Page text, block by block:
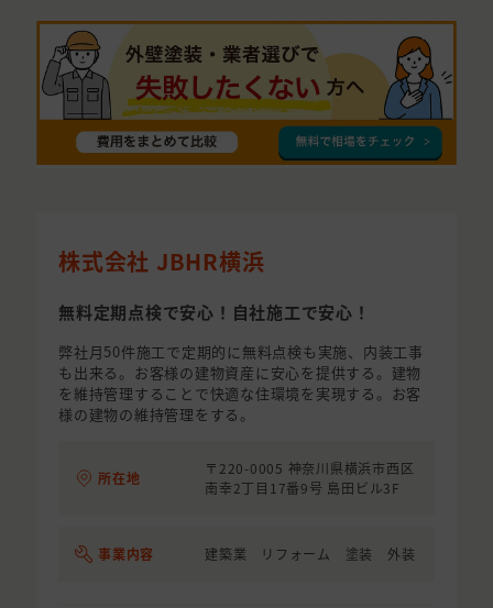
株式会社 JBHR横浜
無料定期点検で安心！自社施工で安心！
弊社月50件施工で定期的に無料点検も実施、内装工事
も出来る。お客様の建物資産に安心を提供する。建物
を維持管理することで快適な住環境を実現する。お客
様の建物の維持管理をする。
所在地
〒220-0005 神奈川県横浜市西区
南幸2丁目17番9号 島田ビル3F
事業内容 建築業 リフォーム 塗装 外装